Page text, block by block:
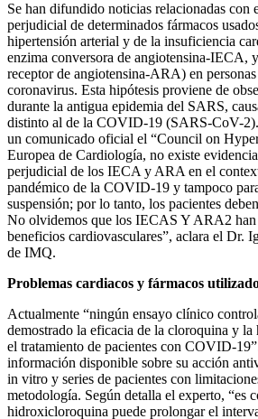
Se han difundido noticias relacionadas con
perjudicial de determinados fármacos
hipertensión arterial y de la insuficiencia
enzima conversora de angiotensina-IECA,
receptor de angiotensina-ARA) en
coronavirus. Esta hipótesis proviene de
durante la antigua epidemia del SARS,
distinto al de la COVID-19 (SARS-CoV-
un comunicado oficial el “Council on
Europea de Cardiología, no existe
perjudicial de los IECA y ARA en el
pandémico de la COVID-19 y tampoco
suspensión; por lo tanto, los pacientes
No olvidemos que los IECAS Y ARA2 han
beneficios cardiovasculares”, aclara el Dr.
de IMQ.
Problemas cardiacos y fármacos
Actualmente “ningún ensayo clínico
demostrado la eficacia de la cloroquina y
el tratamiento de pacientes con COVID-
información disponible sobre su acción
in vitro y series de pacientes con
metodología. Según detalla el experto, “es
hidroxicloroquina puede prolongar el